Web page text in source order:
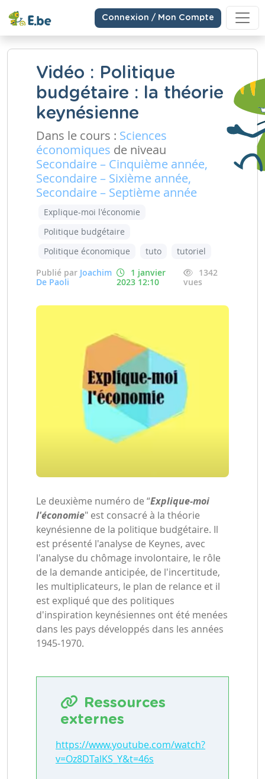
Connexion / Mon Compte
Vidéo : Politique
budgétaire : la théorie
keynésienne
Dans le cours : Sciences
économiques de niveau
Secondaire – Cinquième année,
Secondaire – Sixième année,
Secondaire – Septième année
Explique-moi l'économie
Politique budgétaire
Politique économique
tuto
tutoriel
Publié par Joachim
De Paoli
1 janvier
2023 12:10
1342
vues
Le deuxième numéro de “Explique-moi
l'économie" est consacré à la théorie
keynésienne de la politique budgétaire. Il
est présenté l'analyse de Keynes, avec
l'analyse du chômage involontaire, le rôle
de la demande anticipée, de l'incertitude,
les multiplicateurs, le plan de relance et il
est expliqué que des politiques
d'inspiration keynésiennes ont été menées
dans les pays développés dans les années
1945-1970.
Ressources
externes
https://www.youtube.com/watch?
v=Oz8DTalKS_Y&t=46s